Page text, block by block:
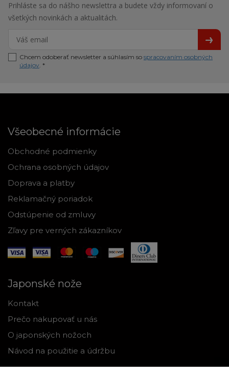
Prihláste sa do nášho newslettra a budete vždy informovaní o
všetkých novinkách a aktualitách.
Chcem odoberať newsletter a súhlasím so spracovaním osobných
údajov. *
Všeobecné informácie
Obchodné podmienky
Ochrana osobných údajov
Doprava a platby
Reklamačný poriadok
Odstúpenie od zmluvy
Zľavy pre verných zákazníkov
Japonské nože
Kontakt
Prečo nakupovať u nás
O japonských nožoch
Návod na použitie a údržbu